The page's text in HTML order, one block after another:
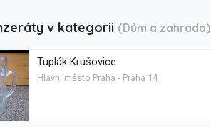
v kategorii (Dům a zahrada)
Tuplák Krušovice
Hlavní město Praha - Praha 14